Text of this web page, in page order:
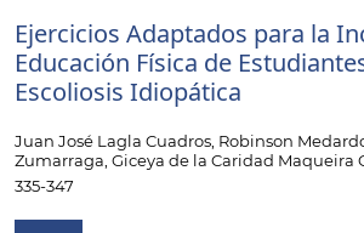
Ejercicios Adaptados para la
Educación Física de
Escoliosis Idiopática
Juan José Lagla Cuadros, Robinson
Zumarraga, Giceya de la Caridad Maqueira
335-347